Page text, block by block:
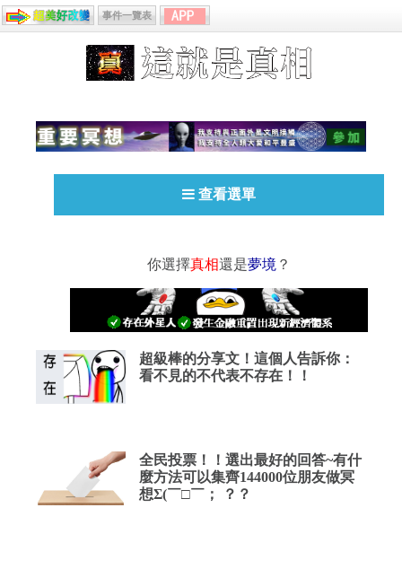
事件一覽表
查看選單
你選擇真相還是夢境 ？
超級棒的分享文！這個人告訴你：
看不見的不代表不存在！！
全民投票！！選出最好的回答~有什
麼方法可以集齊144000位朋友做冥
想Σ(￣□￣； ？？